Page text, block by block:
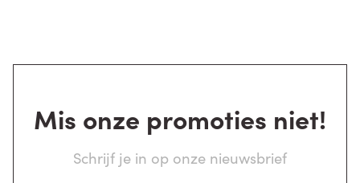
Mis onze promoties niet!
Schrijf je in op onze nieuwsbrief